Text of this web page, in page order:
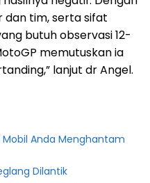
tim, serta sifat
butuh observasi 12-
memutuskan ia
lanjut dr Angel.
Mobil Anda Menghantam
Dilantik